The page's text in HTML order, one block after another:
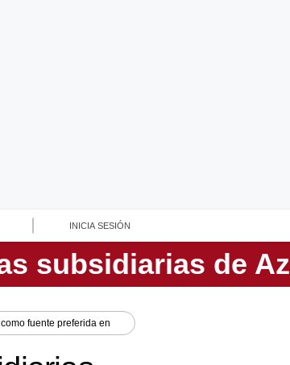
INICIA SESIÓN
como fuente preferida en